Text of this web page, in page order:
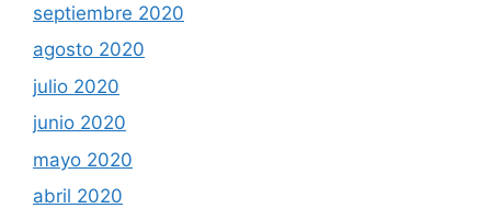
septiembre 2020
agosto 2020
julio 2020
junio 2020
mayo 2020
abril 2020